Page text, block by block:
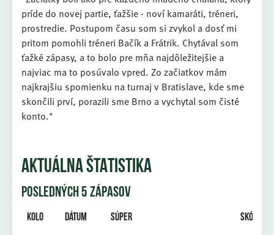
príde do novej partie, ťažšie - noví kamaráti, tréneri,
prostredie. Postupom času som si zvykol a dosť mi
pritom pomohli tréneri Bačík a Frátrik. Chytával som
ťažké zápasy, a to bolo pre mňa najdôležitejšie a
najviac ma to posúvalo vpred. Zo začiatkov mám
najkrajšiu spomienku na turnaj v Bratislave, kde sme
skončili prví, porazili sme Brno a vychytal som čisté
konto."
AKTUÁLNA ŠTATISTIKA
POSLEDNÝCH 5 ZÁPASOV
Kolo Dátum Súper Skóre